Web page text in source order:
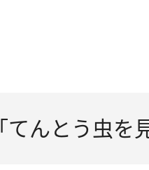
「てんとう虫